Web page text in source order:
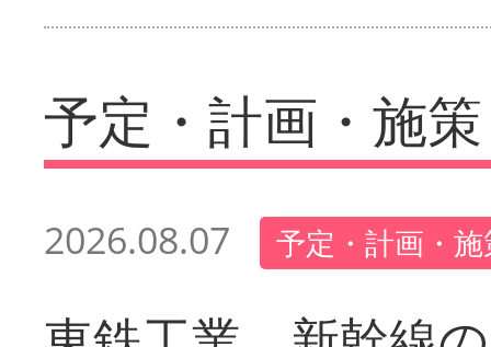
予定・計画・施策
2026.08.07 予定・計画・